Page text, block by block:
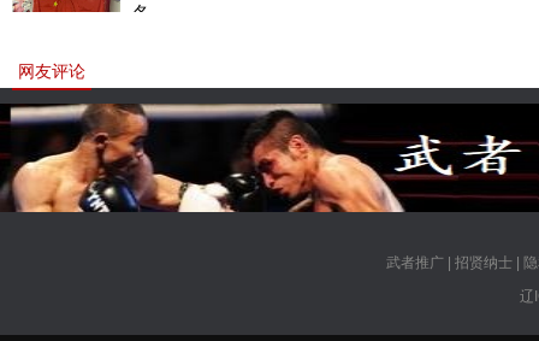
名。
网友评论
武者推广| 招贤纳士|
辽